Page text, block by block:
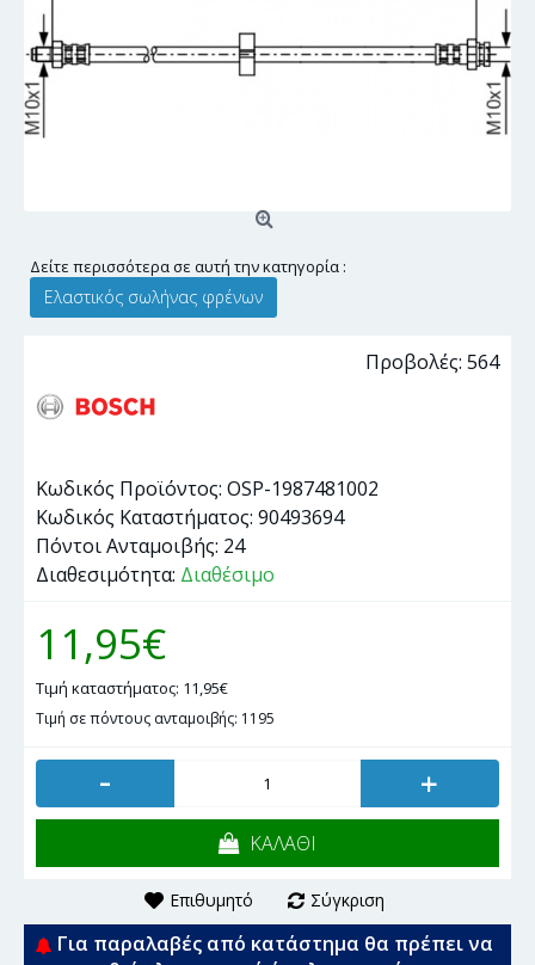
Δείτε περισσότερα σε αυτή την κατηγορία :
Ελαστικός σωλήνας φρένων
Προβολές: 564
Κωδικός Προϊόντος: OSP-1987481002
Κωδικός Καταστήματος: 90493694
Πόντοι Ανταμοιβής: 24
Διαθεσιμότητα: Διαθέσιμο
11,95€
Τιμή καταστήματος: 11,95€
Τιμή σε πόντους ανταμοιβής: 1195
- +
ΚΑΛΑΘΙ
Επιθυμητό Σύγκριση
Για παραλαβές από κατάστημα θα πρέπει να